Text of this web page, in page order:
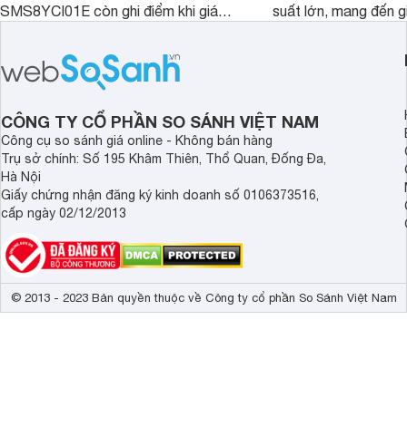
SMS8YCI01E còn ghi điểm khi giá
thời điểm mới mở bán, mang lại tỷ lệ
giá trị/chi phí hấp dẫn hơn cho người
dùng đang tìm kiếm một mẫu máy rửa
bát cao cấp.
suất lớn, mang đến
CÔNG TY CỔ PHẦN SO SÁNH VIỆT NAM
Công cụ so sánh giá online - Không bán hàng
Trụ sở chính: Số 195 Khâm Thiên, Thổ Quan, Đống Đa,
Hà Nội
Giấy chứng nhận đăng ký kinh doanh số 0106373516,
cấp ngày 02/12/2013
© 2013 - 2023 Bản quyền thuộc về Công ty cổ phần So Sánh Việt Nam